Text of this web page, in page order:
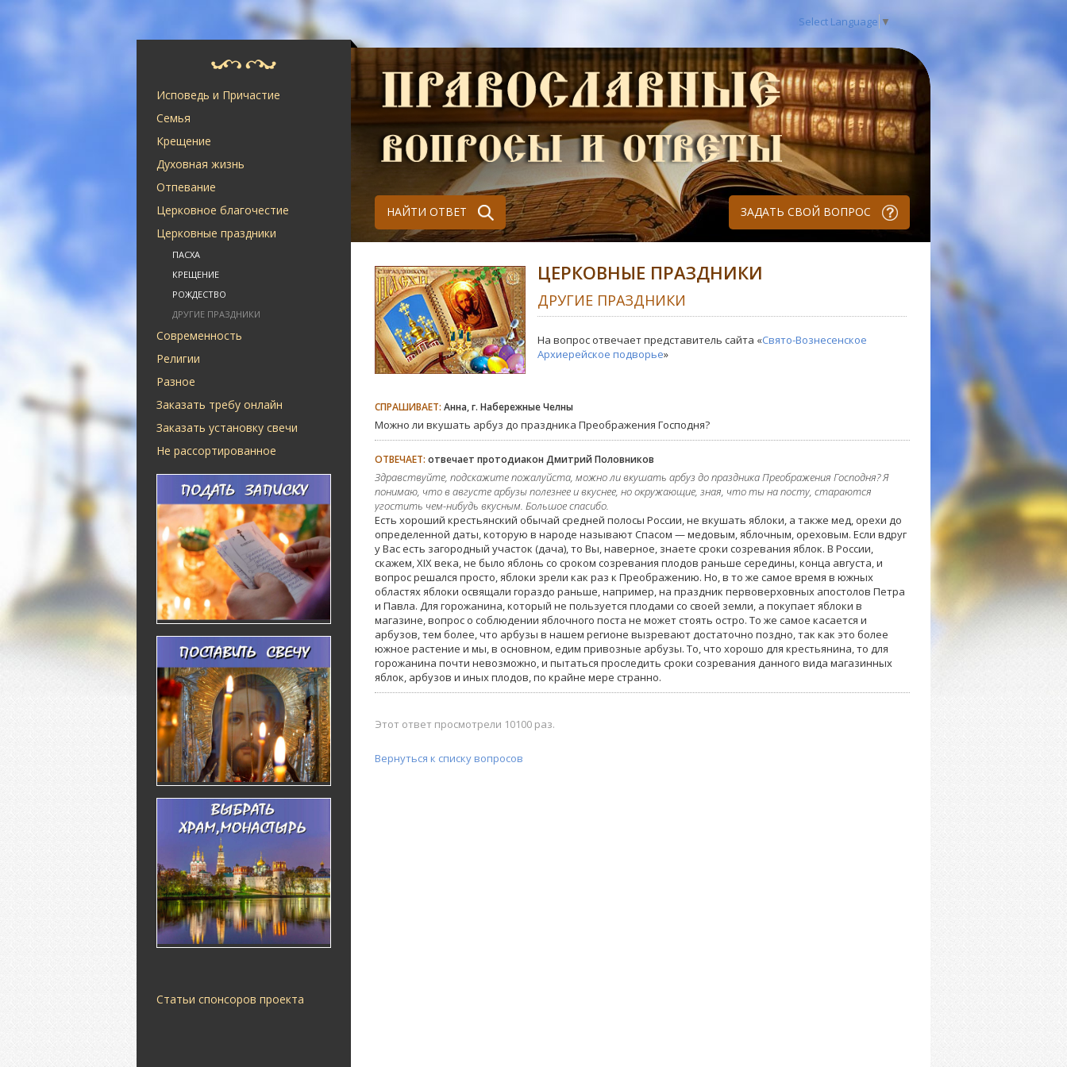
Select Language ▼
Исповедь и Причастие
Семья
Крещение
Духовная жизнь
Отпевание
Церковное благочестие
Церковные праздники
ПАСХА
КРЕЩЕНИЕ
РОЖДЕСТВО
ДРУГИЕ ПРАЗДНИКИ
Современность
Религии
Разное
Заказать требу онлайн
Заказать установку свечи
Не рассортированное
Статьи спонсоров проекта
НАЙТИ ОТВЕТ ЗАДАТЬ СВОЙ ВОПРОС
ЦЕРКОВНЫЕ ПРАЗДНИКИ
ДРУГИЕ ПРАЗДНИКИ
На вопрос отвечает представитель сайта «Свято-Вознесенское
Архиерейское подворье»
СПРАШИВАЕТ: Анна, г. Набережные Челны
Можно ли вкушать арбуз до праздника Преображения Господня?
ОТВЕЧАЕТ: отвечает протодиакон Дмитрий Половников
Здравствуйте, подскажите пожалуйста, можно ли вкушать арбуз до праздника Преображения Господня? Я
понимаю, что в августе арбузы полезнее и вкуснее, но окружающие, зная, что ты на посту, стараются
угостить чем-нибудь вкусным. Большое спасибо.
Есть хороший крестьянский обычай средней полосы России, не вкушать яблоки, а также мед, орехи до
определенной даты, которую в народе называют Спасом — медовым, яблочным, ореховым. Если вдруг
у Вас есть загородный участок (дача), то Вы, наверное, знаете сроки созревания яблок. В России,
скажем, XIX века, не было яблонь со сроком созревания плодов раньше середины, конца августа, и
вопрос решался просто, яблоки зрели как раз к Преображению. Но, в то же самое время в южных
областях яблоки освящали гораздо раньше, например, на праздник первоверховных апостолов Петра
и Павла. Для горожанина, который не пользуется плодами со своей земли, а покупает яблоки в
магазине, вопрос о соблюдении яблочного поста не может стоять остро. То же самое касается и
арбузов, тем более, что арбузы в нашем регионе вызревают достаточно поздно, так как это более
южное растение и мы, в основном, едим привозные арбузы. То, что хорошо для крестьянина, то для
горожанина почти невозможно, и пытаться проследить сроки созревания данного вида магазинных
яблок, арбузов и иных плодов, по крайне мере странно.
Этот ответ просмотрели 10100 раз.
Вернуться к списку вопросов